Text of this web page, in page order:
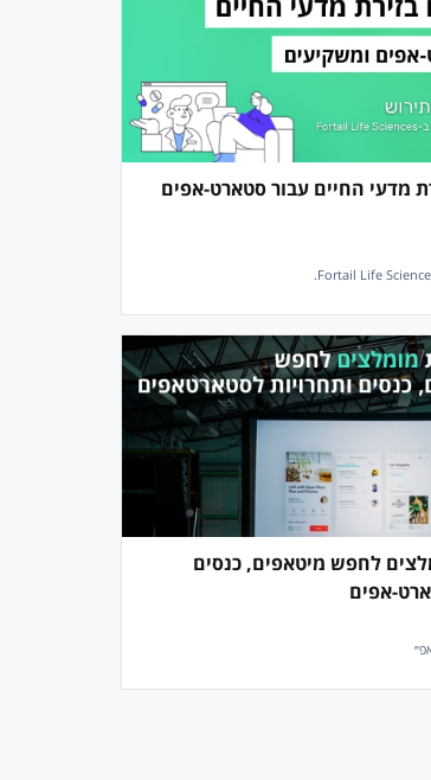
מדעי החיים עבור סטארט-אפים
לחפש מיטאפים, כנסים
אפים